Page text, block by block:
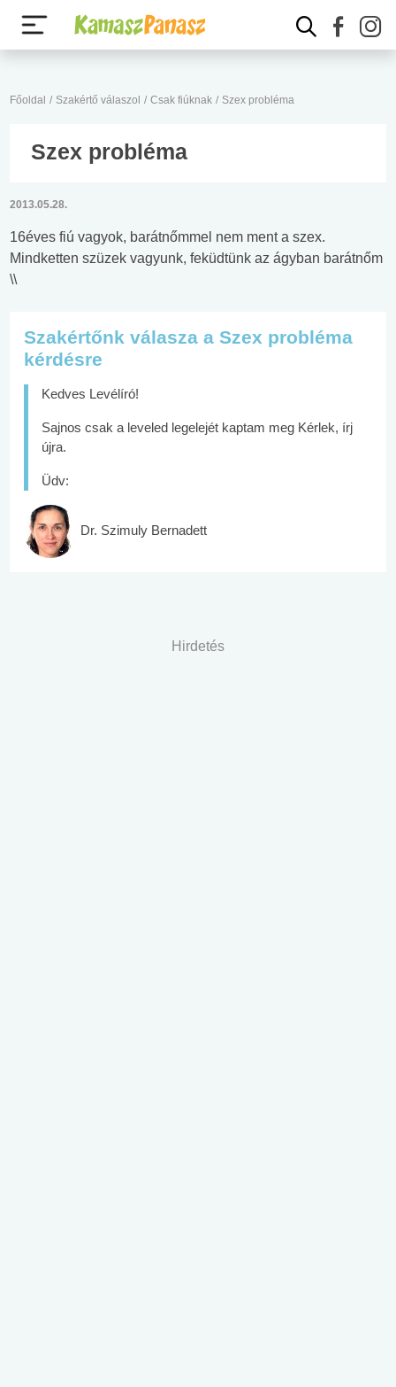
Főoldal / Szakértő válaszol / Csak fiúknak / Szex probléma
Szex probléma
2013.05.28.
16éves fiú vagyok, barátnőmmel nem ment a szex.
Mindketten szüzek vagyunk, feküdtünk az ágyban barátnőm
\\
Szakértőnk válasza a Szex probléma
kérdésre
Kedves Levélíró!
Sajnos csak a leveled legelejét kaptam meg Kérlek, írj
újra.
Üdv:
Dr. Szimuly Bernadett
Hirdetés